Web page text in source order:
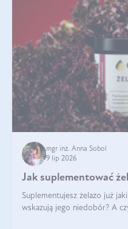
mgr inż. Anna Sobol
9 lip 2026
Jak suplementować
Suplementujesz żelazo już
wskazują jego niedobór? A